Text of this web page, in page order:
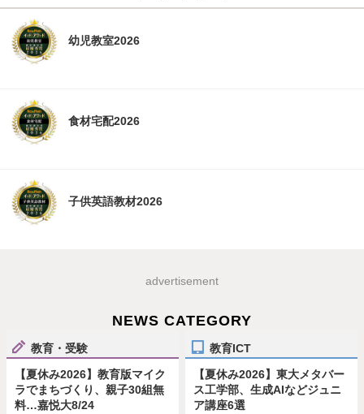
幼児教室2026
食材宅配2026
子供英語教材2026
advertisement
NEWS CATEGORY
教育・受験
【夏休み2026】教育版マイク
ラでまちづくり、親子30組無
料…嘉悦大8/24
教育ICT
【夏休み2026】東大メタバー
ス工学部、生成AIなどジュニ
ア講座6選